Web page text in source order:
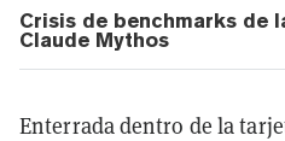
Crisis de benchmarks de
Claude Mythos
Enterrada dentro de la